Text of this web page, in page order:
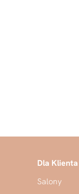
Dla Klienta
Salony